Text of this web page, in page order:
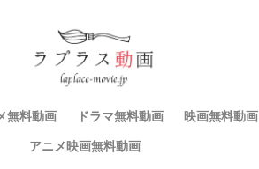
無料動画 ドラマ無料動画
映画無料動画
アニメ映画無料動画